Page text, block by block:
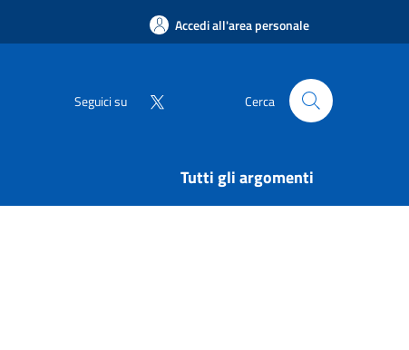
Accedi all'area personale
Seguici su Cerca
Tutti gli argomenti